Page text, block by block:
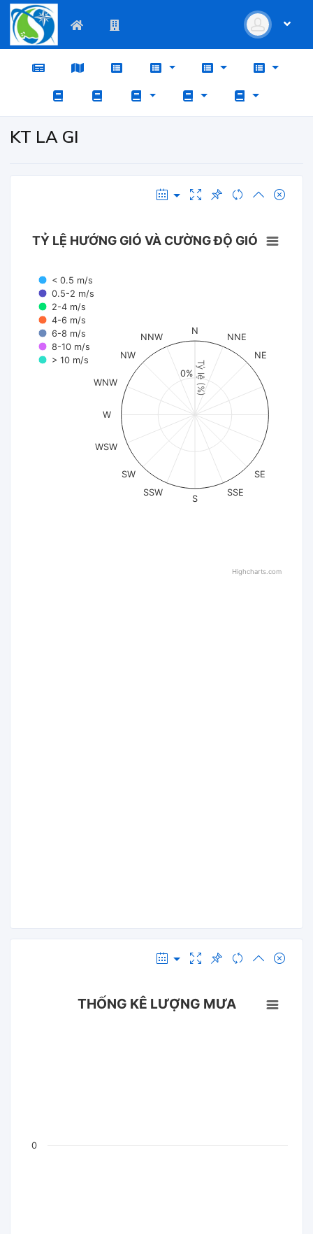
KT LA GI
Tỷ lệ (%)
TỶ LỆ HƯỚNG GIÓ VÀ CƯỜNG ĐỘ GIÓ
< 0.5 m/s
0.5-2 m/s
2-4 m/s
4-6 m/s
6-8 m/s
8-10 m/s
> 10 m/s
N
NNE
NE
SE
SSE
S
SSW
SW
WSW
W
WNW
NW
NNW
0%
Highcharts.com
THỐNG KÊ LƯỢNG MƯA
0